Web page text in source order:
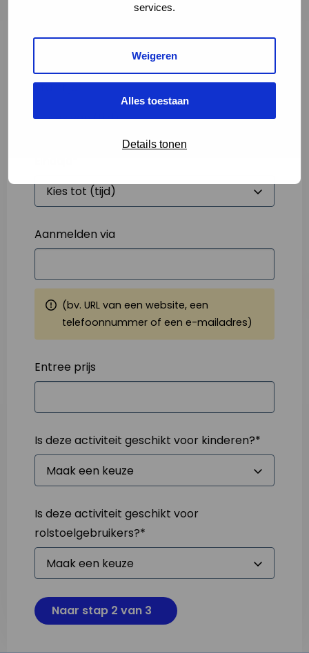
services.
Weigeren
Alles toestaan
Details tonen
Starttijd*
Aanmelden via
(bv. URL van een website, een
telefoonnummer of een e-mailadres)
Entree prijs
Is deze activiteit geschikt voor kinderen?*
Is deze activiteit geschikt voor
rolstoelgebruikers?*